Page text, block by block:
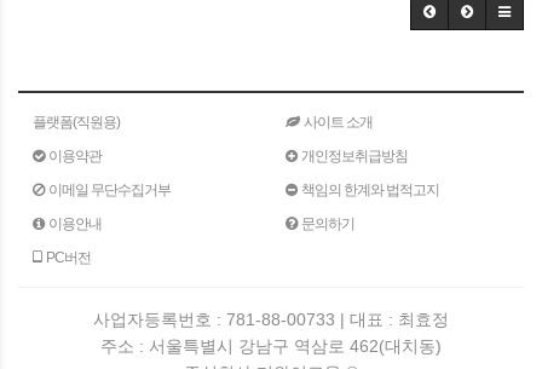
플랫폼(직원용)
사이트 소개
이용약관
개인정보취급방침
이메일 무단수집거부
책임의 한계와 법적고지
이용안내
문의하기
PC버전
사업자등록번호 : 781-88-00733 | 대표 : 최효정
주소 : 서울특별시 강남구 역삼로 462(대치동)